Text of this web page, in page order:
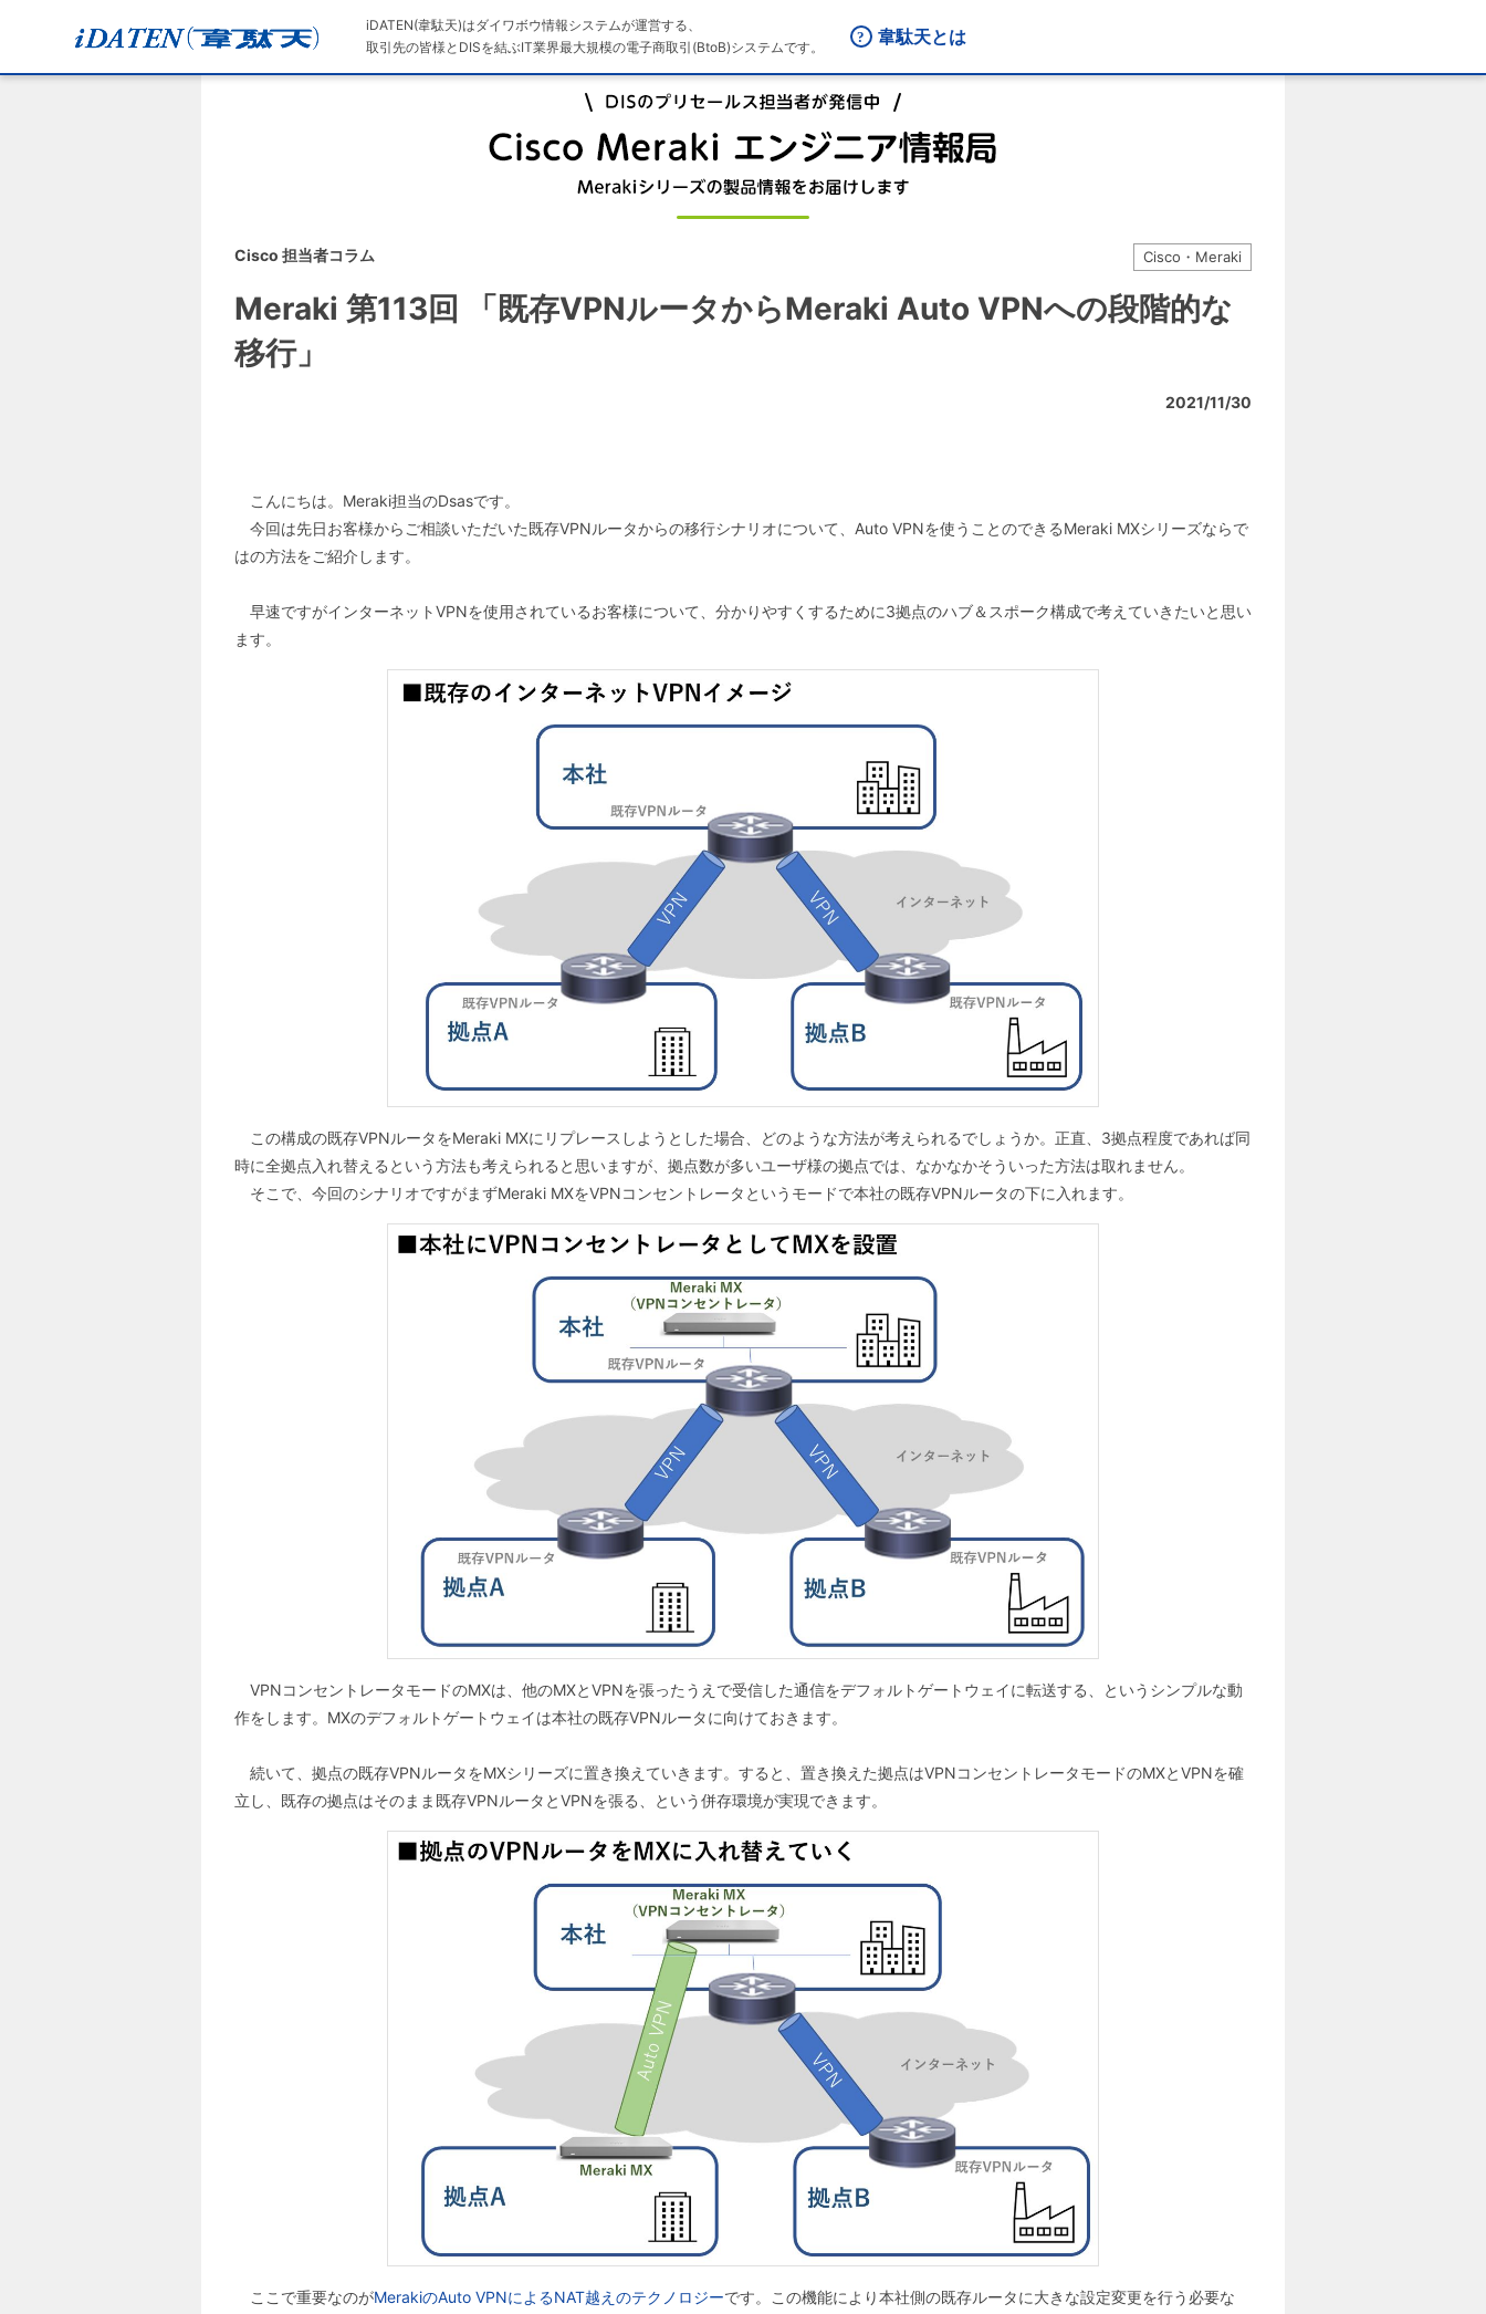
iDATEN(韋駄天)はダイワボウ情報システムが運営する、
取引先の皆様とDISを結ぶIT業界最大規模の電子商取引(BtoB)システムです。
韋駄天とは
Cisco 担当者コラム Cisco・Meraki
Meraki 第113回 「既存VPNルータからMeraki Auto VPNへの段階的な
移行」
2021/11/30
こんにちは。Meraki担当のDsasです。
今回は先日お客様からご相談いただいた既存VPNルータからの移行シナリオについて、Auto VPNを使うことのできるMeraki MXシリーズならで
はの方法をご紹介します。
早速ですがインターネットVPNを使用されているお客様について、分かりやすくするために3拠点のハブ＆スポーク構成で考えていきたいと思い
ます。
この構成の既存VPNルータをMeraki MXにリプレースしようとした場合、どのような方法が考えられるでしょうか。正直、3拠点程度であれば同
時に全拠点入れ替えるという方法も考えられると思いますが、拠点数が多いユーザ様の拠点では、なかなかそういった方法は取れません。
そこで、今回のシナリオですがまずMeraki MXをVPNコンセントレータというモードで本社の既存VPNルータの下に入れます。
VPNコンセントレータモードのMXは、他のMXとVPNを張ったうえで受信した通信をデフォルトゲートウェイに転送する、というシンプルな動
作をします。MXのデフォルトゲートウェイは本社の既存VPNルータに向けておきます。
続いて、拠点の既存VPNルータをMXシリーズに置き換えていきます。すると、置き換えた拠点はVPNコンセントレータモードのMXとVPNを確
立し、既存の拠点はそのまま既存VPNルータとVPNを張る、という併存環境が実現できます。
ここで重要なのがMerakiのAuto VPNによるNAT越えのテクノロジーです。この機能により本社側の既存ルータに大きな設定変更を行う必要な